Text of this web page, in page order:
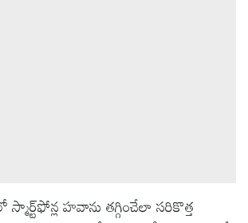
హవాను తగ్గించేలా సరికొత్త